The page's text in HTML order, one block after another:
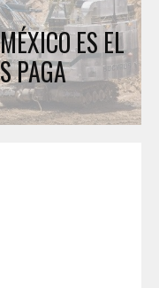
ES EL
PAGA